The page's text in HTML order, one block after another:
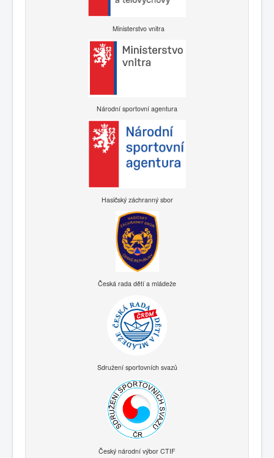
Ministerstvo vnitra
Národní sportovní agentura
Hasičský záchranný sbor
Česká rada dětí a mládeže
Sdružení sportovních svazů
Český národní výbor CTIF